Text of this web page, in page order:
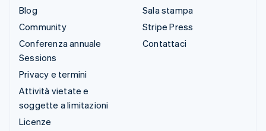
Blog
Community
Conferenza annuale
Sessions
Privacy e termini
Attività vietate e
soggette a limitazioni
Licenze
Sala stampa
Stripe Press
Contattaci